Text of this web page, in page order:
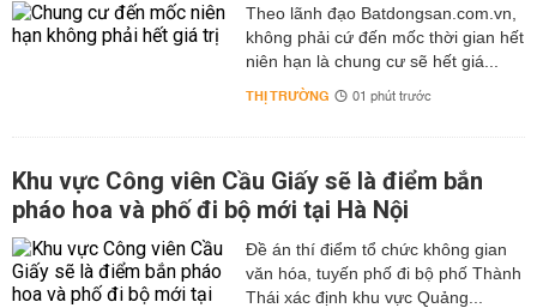
Theo lãnh đạo Batdongsan.com.vn,
không phải cứ đến mốc thời gian hết
niên hạn là chung cư sẽ hết giá...
THỊ TRƯỜNG 01 phút trước
Khu vực Công viên Cầu Giấy sẽ là điểm bắn
pháo hoa và phố đi bộ mới tại Hà Nội
Đề án thí điểm tổ chức không gian
văn hóa, tuyến phố đi bộ phố Thành
Thái xác định khu vực Quảng...